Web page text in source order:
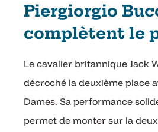
Piergiorgio
complètent le
Le cavalier britannique Jack
décroché la deuxième place
Dames. Sa performance
permet de monter sur la